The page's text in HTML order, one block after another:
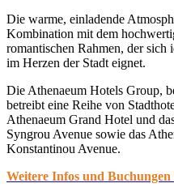
Die warme, einladende
Kombination mit dem
romantischen Rahmen, der sich
im Herzen der Stadt eignet.
Die Athenaeum Hotels Group,
betreibt eine Reihe von
Athenaeum Grand Hotel und
Syngrou Avenue sowie das
Konstantinou Avenue.
Weitere Infos und